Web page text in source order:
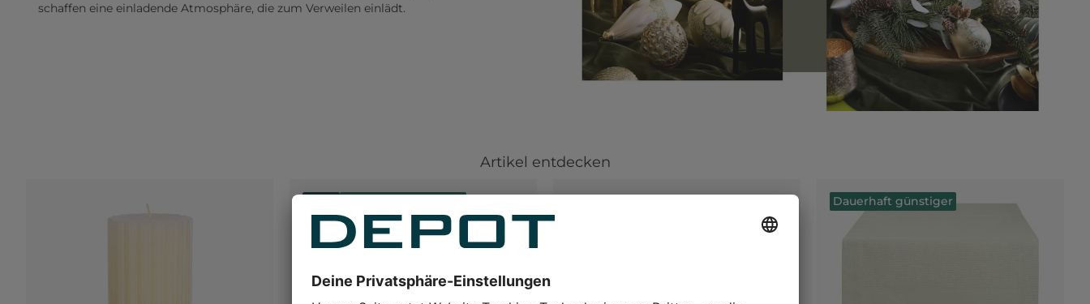
schaffen eine einladende Atmosphäre, die zum Verweilen einlädt.
Artikel entdecken
Dauerhaft günstiger